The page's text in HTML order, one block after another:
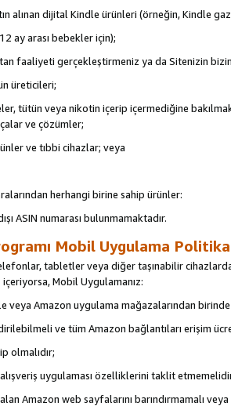
alınan dijital Kindle ürünleri (örneğin, Kindle
ay arası bebekler için);
faaliyeti gerçekleştirmeniz ya da Sitenizin
üreticileri;
tütün veya nikotin içerip içermediğine
ve çözümler;
ve tıbbi cihazlar; veya
herhangi birine sahip ürünler:
ASIN numarası bulunmamaktadır.
Mobil Uygulama
tabletler veya diğer taşınabilir
içeriyorsa, Mobil Uygulamanız:
veya Amazon uygulama mağazalarından birinde
ve tüm Amazon bağlantıları erişim
olmalıdır;
uygulaması özelliklerini taklit
Amazon web sayfalarını barındırmamalı